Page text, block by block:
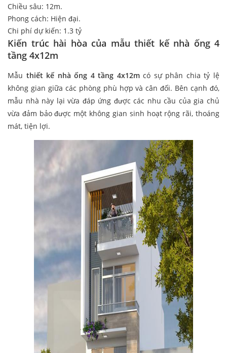
Chiều sâu: 12m.
Phong cách: Hiện đại.
Chi phí dự kiến: 1.3 tỷ
Kiến trúc hài hòa của mẫu thiết kế nhà ống 4
tầng 4x12m
Mẫu thiết kế nhà ống 4 tầng 4x12mcó sự phân chia tỷ lệ
không gian giữa các phòng phù hợp và cân đối. Bên cạnh đó,
mẫu nhà này lại vừa đáp ứng được các nhu cầu của gia chủ
vừa đảm bảo được một không gian sinh hoạt rộng rãi, thoáng
mát, tiện lợi.